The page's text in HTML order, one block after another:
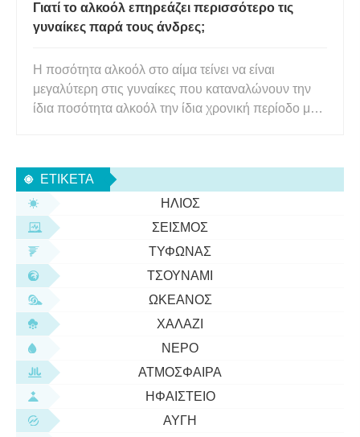
Γιατί το αλκοόλ επηρεάζει περισσότερο τις
γυναίκες παρά τους άνδρες;
Η ποσότητα αλκοόλ στο αίμα τείνει να είναι
μεγαλύτερη στις γυναίκες που καταναλώνουν την
ίδια ποσότητα αλκοόλ την ίδια χρονική περίοδο με
σώμα μέχρι το πόσο γρήγορα το σώμα διασπά το
αλκοόλ. Ένα βράδυ, ο Σαμ και
ΕΤΙΚΈΤΑ
ΉΛΙΟΣ
ΣΕΙΣΜΌΣ
ΤΥΦΏΝΑΣ
ΤΣΟΥΝΆΜΙ
ΩΚΕΑΝΌΣ
ΧΑΛΆΖΙ
ΝΕΡΌ
ΑΤΜΌΣΦΑΙΡΑ
ΗΦΑΊΣΤΕΙΟ
ΑΥΓΉ